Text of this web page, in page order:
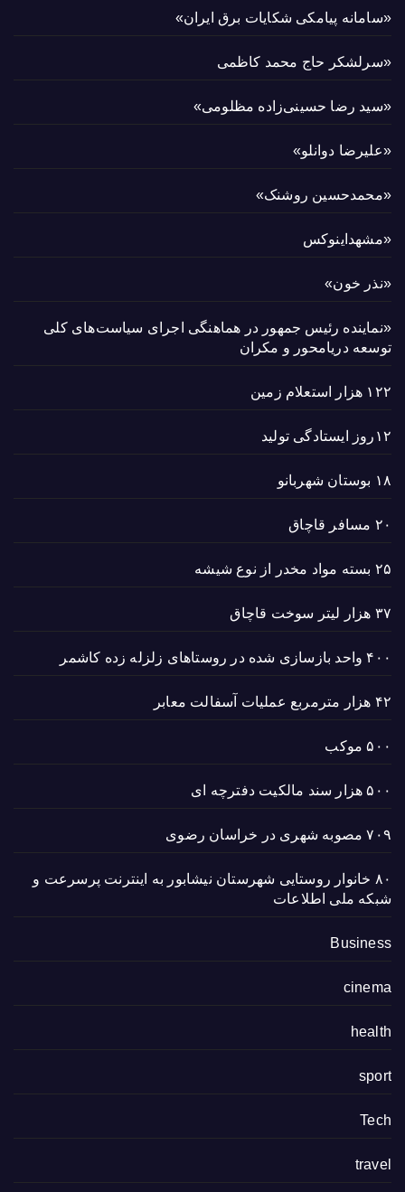
«سامانه پیامکی شکایات برق ایران»
«سرلشکر حاج محمد کاظمی
«سید رضا حسینی‌زاده مظلومی»
«علیرضا دوانلو»
«محمدحسین روشنک»
«مشهداینوکس
«نذر خون»
«نماینده رئیس جمهور در هماهنگی اجرای سیاست‌های کلی
توسعه دریامحور و مکران
۱۲۲ هزار استعلام زمین
۱۲روز ایستادگی تولید
۱۸ بوستان شهربانو
۲۰ مسافر قاچاق
۲۵ بسته مواد مخدر از نوع شیشه
۳۷ هزار لیتر سوخت قاچاق
۴۰۰ واحد بازسازی شده در روستاهای زلزله زده کاشمر
۴۲ هزار مترمربع عملیات آسفالت معابر
۵۰۰ موکب
۵۰۰ هزار سند مالکیت دفترچه ای
۷۰۹ مصوبه شهری در خراسان رضوی
۸۰ خانوار روستایی شهرستان نیشابور به اینترنت پرسرعت و
شبکه ملی اطلاعات
Business
cinema
health
sport
Tech
travel